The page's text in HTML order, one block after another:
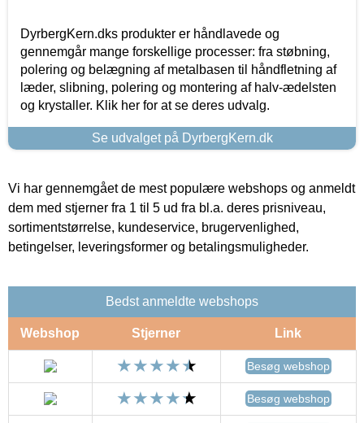
DyrbergKern.dks produkter er håndlavede og
gennemgår mange forskellige processer: fra støbning,
polering og belægning af metalbasen til håndfletning af
læder, slibning, polering og montering af halv-ædelsten
og krystaller. Klik her for at se deres udvalg.
Se udvalget på DyrbergKern.dk
Vi har gennemgået de mest populære webshops og anmeldt
dem med stjerner fra 1 til 5 ud fra bl.a. deres prisniveau,
sortimentstørrelse, kundeservice, brugervenlighed,
betingelser, leveringsformer og betalingsmuligheder.
Bedst anmeldte webshops
Webshop Stjerner Link
Besøg webshop
Besøg webshop